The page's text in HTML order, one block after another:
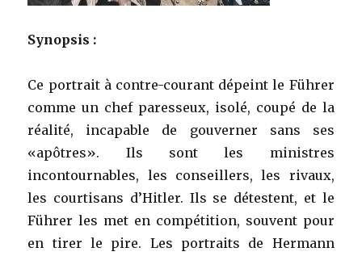
Synopsis :
Ce portrait à contre-courant dépeint le Führer
comme un chef paresseux, isolé, coupé de la
réalité, incapable de gouverner sans ses
«apôtres». Ils sont les ministres
incontournables, les conseillers, les rivaux,
les courtisans d’Hitler. Ils se détestent, et le
Führer les met en compétition, souvent pour
en tirer le pire. Les portraits de Hermann